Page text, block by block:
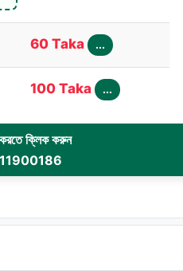
60 Taka ...
100 Taka ...
ক্লিক করুন